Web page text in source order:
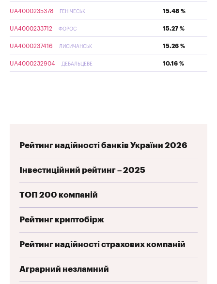
UA4000235378 ГЕНІЧЕСЬК 15.48 %
UA4000233712 ФОРОС 15.27 %
UA4000237416 ЛИСИЧАНСЬК 15.26 %
UA4000232904 ДЕБАЛЬЦЕВЕ 10.16 %
Рейтинг надійності банків України 2026
Інвестиційний рейтинг – 2025
ТОП 200 компаній
Рейтинг криптобірж
Рейтинг надійності страхових компаній
Аграрний незламний